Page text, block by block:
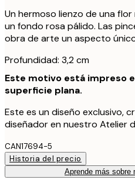
Un hermoso lienzo de una
un fondo rosa pálido. Las
obra de arte un aspecto
Profundidad: 3,2 cm
Este motivo está impreso
superficie plana.
Este es un diseño exclusivo,
diseñador en nuestro Atelier
CAN17694-5
Historia del precio
Aprende más sobre